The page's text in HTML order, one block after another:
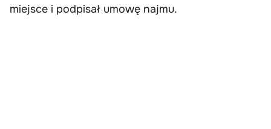
miejsce i podpisał umowę najmu.